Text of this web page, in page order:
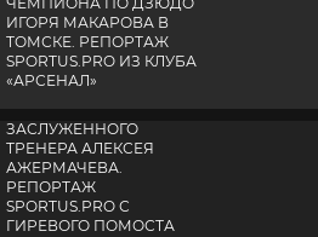
ИГОРЯ МАКАРОВА В
ТОМСКЕ. РЕПОРТАЖ
SPORTUS.PRO ИЗ КЛУБА
«АРСЕНАЛ»
ЗАСЛУЖЕННОГО
ТРЕНЕРА АЛЕКСЕЯ
АЖЕРМАЧЕВА.
РЕПОРТАЖ
SPORTUS.PRO С
ГИРЕВОГО ПОМОСТА